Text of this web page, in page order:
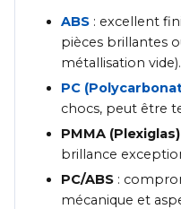
ABS : excellent
pièces brillantes
métallisation vide).
PC
chocs, peut être
PMMA (Plexiglas)
brillance
PC/ABS :
mécanique et